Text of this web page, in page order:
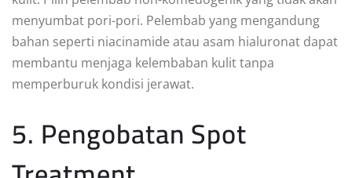
menyumbat pori-pori. Pelembab yang mengandung
bahan seperti niacinamide atau asam hialuronat dapat
membantu menjaga kelembaban kulit tanpa
memperburuk kondisi jerawat.
5. Pengobatan Spot